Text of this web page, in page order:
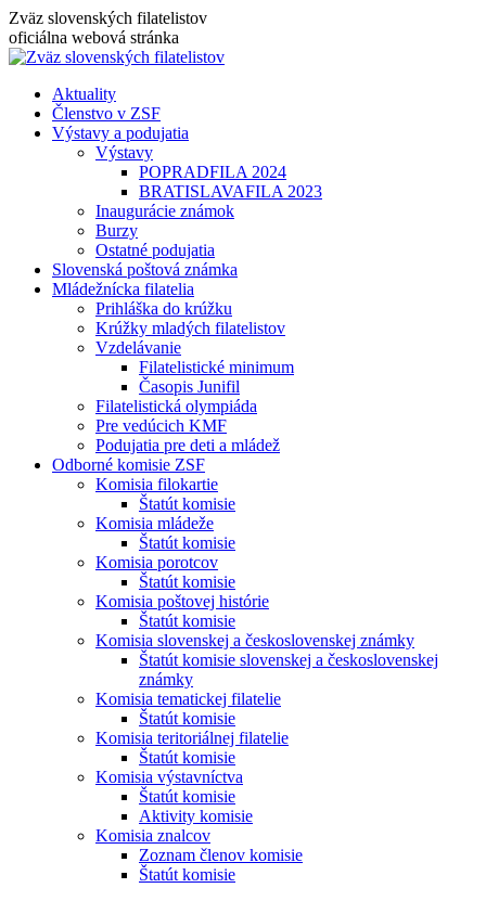
Skip
to
content
Zväz slovenských filatelistov
oficiálna webová stránka
Aktuality
Členstvo v ZSF
Výstavy a podujatia
Výstavy
POPRADFILA 2024
BRATISLAVAFILA 2023
Inaugurácie známok
Burzy
Ostatné podujatia
Slovenská poštová známka
Mládežnícka filatelia
Prihláška do krúžku
Krúžky mladých filatelistov
Vzdelávanie
Filatelistické minimum
Časopis Junifil
Filatelistická olympiáda
Pre vedúcich KMF
Podujatia pre deti a mládež
Odborné komisie ZSF
Komisia filokartie
Štatút komisie
Komisia mládeže
Štatút komisie
Komisia porotcov
Štatút komisie
Komisia poštovej histórie
Štatút komisie
Komisia slovenskej a československej známky
Štatút komisie slovenskej a československej
známky
Komisia tematickej filatelie
Štatút komisie
Komisia teritoriálnej filatelie
Štatút komisie
Komisia výstavníctva
Štatút komisie
Aktivity komisie
Komisia znalcov
Zoznam členov komisie
Štatút komisie